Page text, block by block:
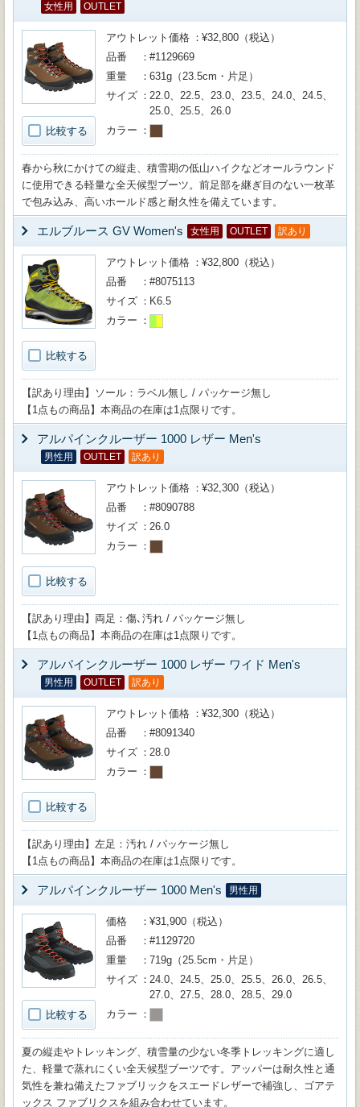
女性用 OUTLET
比較する
アウトレット価格
¥32,800（税込）
品番
#1129669
重量
631g（23.5cm・片足）
サイズ
22.0、22.5、23.0、23.5、24.0、24.5、
25.0、25.5、26.0
カラー
春から秋にかけての縦走、積雪期の低山ハイクなどオールラウンド
に使用できる軽量な全天候型ブーツ。前足部を継ぎ目のない一枚革
で包み込み、高いホールド感と耐久性を備えています。
エルブルース GV Women's 女性用 OUTLET 訳あり
比較する
アウトレット価格
¥32,800（税込）
品番
#8075113
サイズ
K6.5
カラー
【訳あり理由】ソール：ラベル無し / パッケージ無し
【1点もの商品】本商品の在庫は1点限りです。
アルパインクルーザー 1000 レザー Men's
男性用 OUTLET 訳あり
比較する
アウトレット価格
¥32,300（税込）
品番
#8090788
サイズ
26.0
カラー
【訳あり理由】両足：傷､汚れ / パッケージ無し
【1点もの商品】本商品の在庫は1点限りです。
アルパインクルーザー 1000 レザー ワイド Men's
男性用 OUTLET 訳あり
比較する
アウトレット価格
¥32,300（税込）
品番
#8091340
サイズ
28.0
カラー
【訳あり理由】左足：汚れ / パッケージ無し
【1点もの商品】本商品の在庫は1点限りです。
アルパインクルーザー 1000 Men's 男性用
比較する
価格
¥31,900（税込）
品番
#1129720
重量
719g（25.5cm・片足）
サイズ
24.0、24.5、25.0、25.5、26.0、26.5、
27.0、27.5、28.0、28.5、29.0
カラー
夏の縦走やトレッキング、積雪量の少ない冬季トレッキングに適し
た、軽量で蒸れにくい全天候型ブーツです。アッパーは耐久性と通
気性を兼ね備えたファブリックをスエードレザーで補強し、ゴアテ
ックス ファブリクスを組み合わせています。